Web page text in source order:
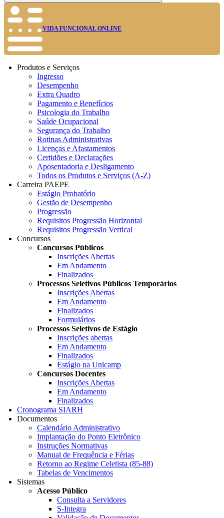
Buscar
VIDA FUNCIONAL ONLINE
Produtos e Serviços
Ingresso
Desempenho
Extra Quadro
Pagamento e Benefícios
Psicologia do Trabalho
Saúde Ocupacional
Segurança do Trabalho
Rotinas Administrativas
Licenças e Afastamentos
Certidões e Declarações
Aposentadoria e Desligamento
Todos os Produtos e Serviços (A-Z)
Carreira PAEPE
Estágio Probatório
Gestão de Desempenho
Progressão
Requisitos Progressão Horizontal
Requisitos Progressão Vertical
Concursos
Concursos Públicos
Inscrições Abertas
Em Andamento
Finalizados
Processos Seletivos Públicos Temporários
Inscrições Abertas
Em Andamento
Finalizados
Formulários
Processos Seletivos de Estágio
Inscrições abertas
Em Andamento
Finalizados
Estágio na Unicamp
Concursos Docentes
Inscrições Abertas
Em Andamento
Finalizados
Cronograma SIARH
Documentos
Calendário Administrativo
Implantação do Ponto Eletrônico
Instruções Normativas
Manual de Frequência e Férias
Retorno ao Regime Celetista (85-88)
Tabelas de Vencimentos
Sistemas
Acesso Público
Consulta a Servidores
S-Integra